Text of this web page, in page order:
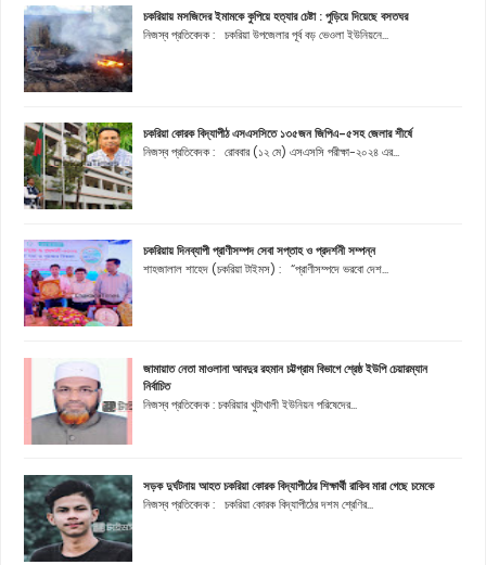
চকরিয়ায় মসজিদের ইমামকে কুপিয়ে হত্যার চেষ্টা : পুড়িয়ে দিয়েছে বসতঘর
নিজস্ব প্রতিবেদক : চকরিয়া উপজেলার পূর্ব বড় ভেওলা ইউনিয়নে...
চকরিয়া কোরক বিদ্যাপীঠ এসএসসিতে ১৩৫জন জিপিএ-৫সহ জেলার শীর্ষে
নিজস্ব প্রতিবেদক : রোববার (১২ মে) এসএসসি পরীক্ষা-২০২৪ এর...
চকরিয়ায় দিনব্যাপী প্রাণীসম্পদ সেবা সপ্তাহ ও প্রদর্শনী সম্পন্ন
শাহজালাল শাহেদ (চকরিয়া টাইমস) : “প্রাণীসম্পদে ভরবো দেশ...
জামায়াত নেতা মাওলানা আবদুর রহমান চট্টগ্রাম বিভাগে শ্রেষ্ঠ ইউপি চেয়ারম্যান
নির্বাচিত
নিজস্ব প্রতিবেদক : চকরিয়ার খুটাখালী ইউনিয়ন পরিষেদের...
সড়ক দুর্ঘটনায় আহত চকরিয়া কোরক বিদ্যাপীঠের শিক্ষার্থী রাকিব মারা গেছে চমেকে
নিজস্ব প্রতিবেদক : চকরিয়া কোরক বিদ্যাপীঠের দশম শ্রেণির...